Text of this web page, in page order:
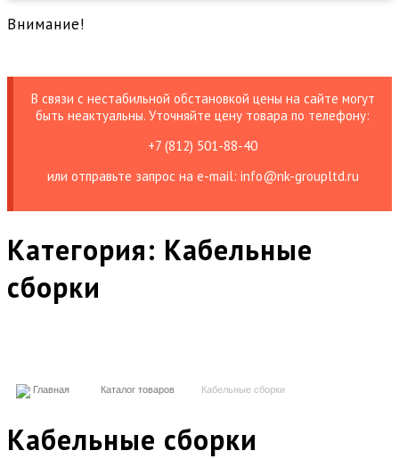
Внимание!
В связи с нестабильной обстановкой цены на сайте могут
быть неактуальны. Уточняйте цену товара по телефону:
+7 (812) 501-88-40
или отправьте запрос на е-mail: info@nk-groupltd.ru
Категория: Кабельные
сборки
Главная Каталог товаров Кабельные сборки
Кабельные сборки